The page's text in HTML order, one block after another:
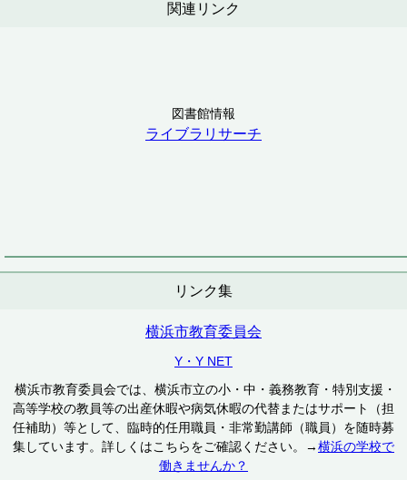
関連リンク
図書館情報
ライブラリサーチ
リンク集
横浜市教育委員会
Y・Y NET
横浜市教育委員会では、横浜市立の小・中・義務教育・特別支援・
高等学校の教員等の出産休暇や病気休暇の代替またはサポート（担
任補助）等として、臨時的任用職員・非常勤講師（職員）を随時募
集しています。詳しくはこちらをご確認ください。→横浜の学校で
働きませんか？